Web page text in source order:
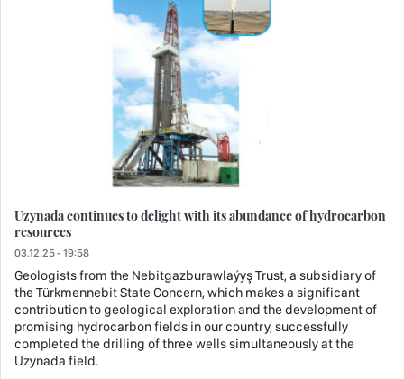
Uzynada continues to delight with its abundance of hydrocarbon
resources
03.12.25 - 19:58
Geologists from the Nebitgazburawlaýyş Trust, a subsidiary of
the Türkmennebit State Concern, which makes a significant
contribution to geological exploration and the development of
promising hydrocarbon fields in our country, successfully
completed the drilling of three wells simultaneously at the
Uzynada field.